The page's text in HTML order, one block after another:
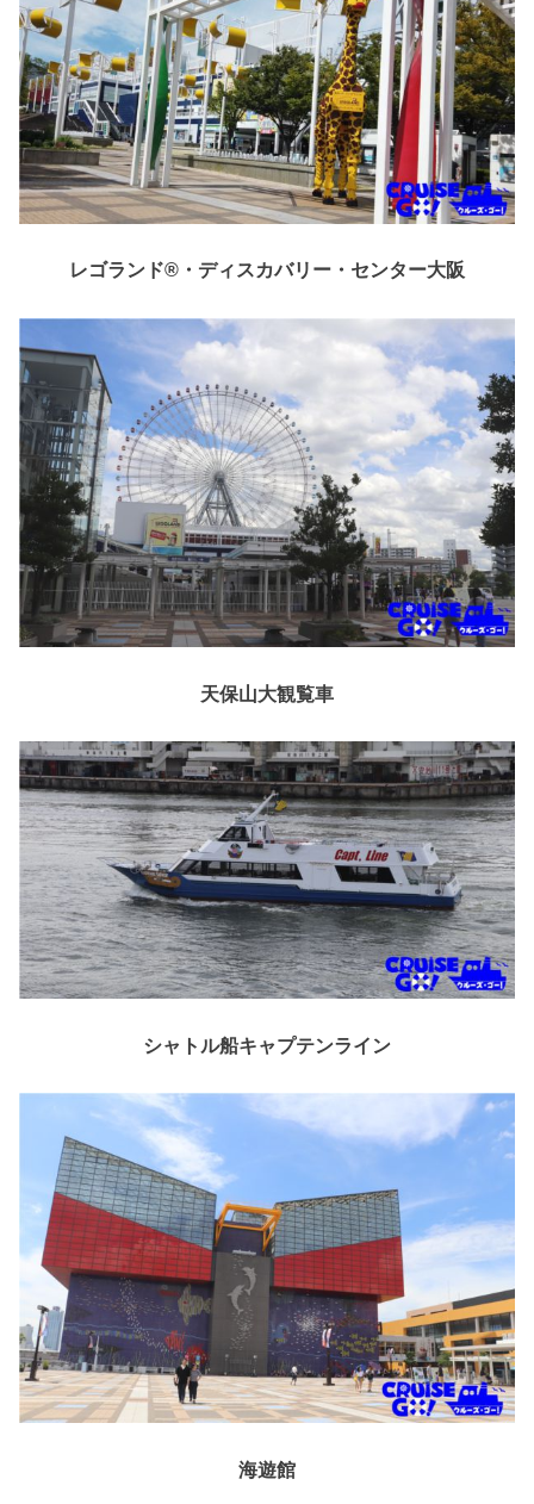
レゴランド®・ディスカバリー・センター大阪
天保山大観覧車
シャトル船キャプテンライン
海遊館